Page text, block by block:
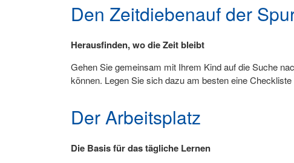
Den Zeitdiebenauf der
Herausfinden, wo die Zeit bleibt
Gehen Sie gemeinsam mit Ihrem Kind auf die Suche
können. Legen Sie sich dazu am besten eine
Der Arbeitsplatz
Die Basis für das tägliche Lernen